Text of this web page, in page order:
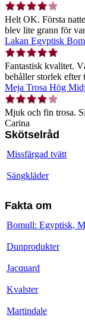
Helt OK. Första
blev lite grann för
Lakan Egyptisk
Fantastisk kvalitet.
behåller storlek efter
Meja Trosa Hög
Mjuk och fin trosa.
Carina
Skötselråd
Missfärgad tvätt
Sängkläder
Fakta om
Bomull: Egyptisk,
Dunprodukter
Jacquard
Kvalster
Martindale